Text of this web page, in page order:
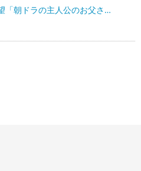
「朝ドラの主人公のお父さ…